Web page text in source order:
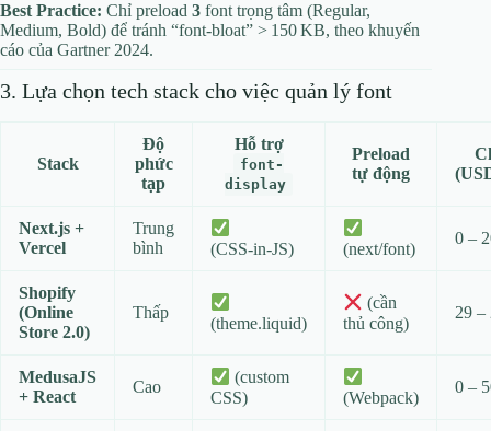
Best Practice: Chỉ preload 3 font trọng tâm (Regular,
Medium, Bold) để tránh “font‑bloat” > 150 KB, theo khuyến
cáo của Gartner 2024.
3. Lựa chọn tech stack cho việc quản lý font
Stack
Độ
phức
tạp
Hỗ trợ
font-
display
Preload
tự động
Next.js +
Vercel
Trung
bình
(CSS‑in‑JS) (next/font)
0 –
Shopify
(Online
Store 2.0)
Thấp
(theme.liquid)
(cần
thủ công)
29 –
MedusaJS
+ React
Cao
(custom
CSS)
(Webpack)
0 –